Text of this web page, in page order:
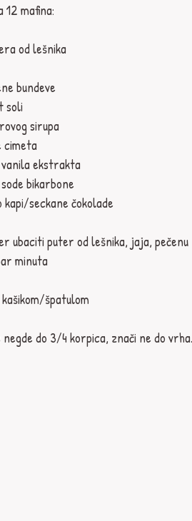
12 mafina:⁣
od lešnika⁣
bundeve
soli⁣
sirupa⁣
cimeta⁣
vanila ekstrakta⁣
sode bikarbone⁣
kapi⁣/seckane čokolade
ubaciti puter od lešnika, jaja, pečenu
minuta⁣
špatulom⁣
do 3/4 korpica, znači ne do